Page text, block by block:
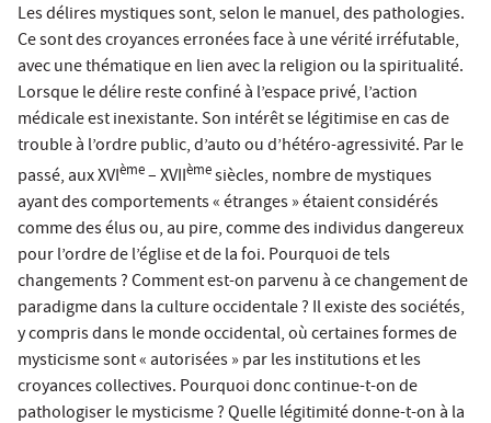
Les délires mystiques sont, selon le manuel, des pathologies.
Ce sont des croyances erronées face à une vérité irréfutable,
avec une thématique en lien avec la religion ou la spiritualité.
Lorsque le délire reste confiné à l’espace privé, l’action
médicale est inexistante. Son intérêt se légitimise en cas de
trouble à l’ordre public, d’auto ou d’hétéro-agressivité. Par le
passé, aux XVIème– XVIIèmesiècles, nombre de mystiques
ayant des comportements « étranges » étaient considérés
comme des élus ou, au pire, comme des individus dangereux
pour l’ordre de l’église et de la foi. Pourquoi de tels
changements ? Comment est-on parvenu à ce changement de
paradigme dans la culture occidentale ? Il existe des sociétés,
y compris dans le monde occidental, où certaines formes de
mysticisme sont « autorisées » par les institutions et les
croyances collectives. Pourquoi donc continue-t-on de
pathologiser le mysticisme ? Quelle légitimité donne-t-on à la